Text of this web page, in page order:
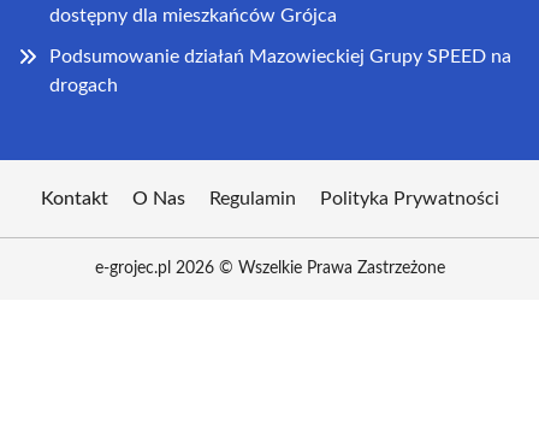
dostępny dla mieszkańców Grójca
Podsumowanie działań Mazowieckiej Grupy SPEED na
drogach
Kontakt O Nas Regulamin Polityka Prywatności
e-grojec.pl 2026 © Wszelkie Prawa Zastrzeżone